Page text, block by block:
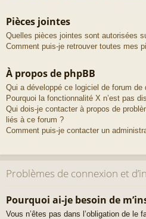
Pièces jointes
Quelles pièces jointes sont autorisées
Comment puis-je retrouver toutes mes
À propos de phpBB
Qui a développé ce logiciel de forum de
Pourquoi la fonctionnalité X n’est pas
Qui dois-je contacter à propos de
liés à ce forum ?
Comment puis-je contacter un
Problèmes de connexion et
Pourquoi ai-je besoin de
Vous n’êtes pas dans l’obligation de le